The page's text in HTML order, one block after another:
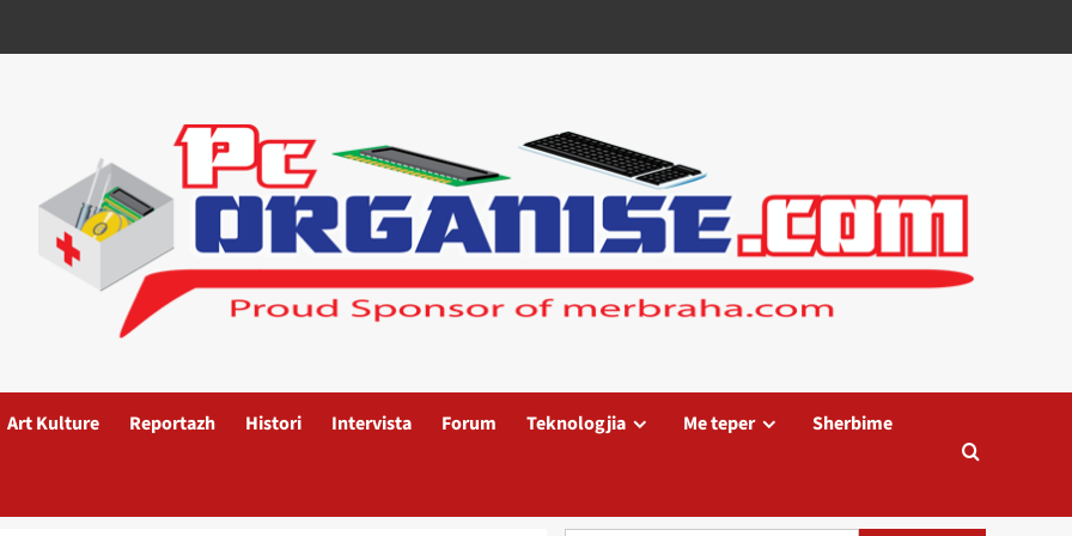
Art Kulture Reportazh Histori Intervista Forum Teknologjia Me teper Sherbime